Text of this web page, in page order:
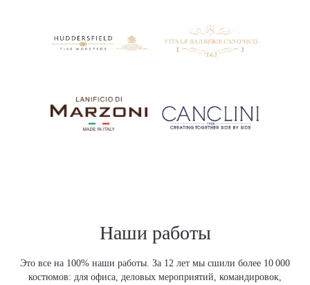
Наши работы
Это все на 100% наши работы. За 12 лет мы сшили более 10 000
костюмов: для офиса, деловых мероприятий, командировок,